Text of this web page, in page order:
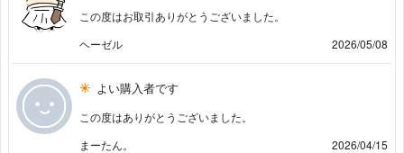
この度はお取引ありがとうございました。
ヘーゼル
2026/05/08
よい購入者です
この度はありがとうございました。
まーたん。
2026/04/15